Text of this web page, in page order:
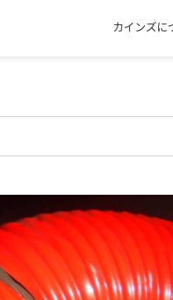
カインズに